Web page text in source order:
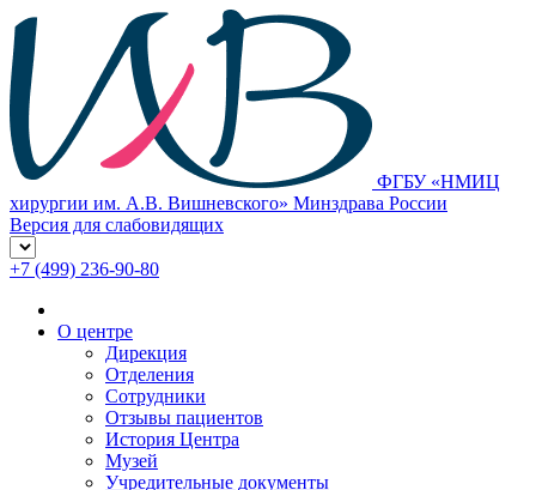
ФГБУ «НМИЦ
хирургии им. А.В. Вишневского» Минздрава России
Версия для слабовидящих
+7 (499) 236-90-80
О центре
Дирекция
Отделения
Сотрудники
Отзывы пациентов
История Центра
Музей
Учредительные документы